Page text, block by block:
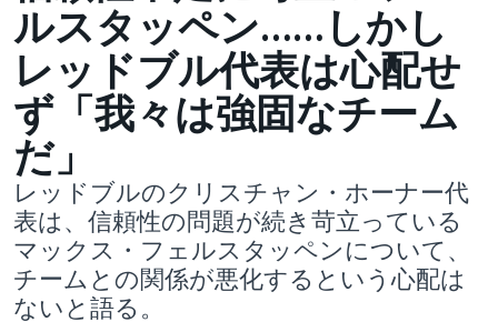
ルスタッペン……しかし
レッドブル代表は心配せ
ず「我々は強固なチーム
だ」
レッドブルのクリスチャン・ホーナー代
表は、信頼性の問題が続き苛立っている
マックス・フェルスタッペンについて、
チームとの関係が悪化するという心配は
ないと語る。